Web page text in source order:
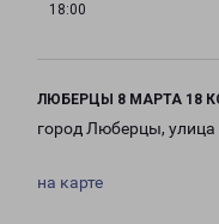
18:00
ЛЮБЕРЦЫ 8 МАРТА 18
город Люберцы, улица
на карте